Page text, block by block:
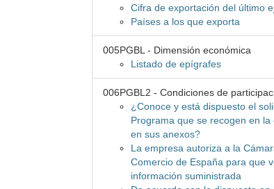
Cifra de exportación del último
Países a los que exporta
005PGBL - Dimensión económica
Listado de epígrafes
006PGBL2 - Condiciones de
¿Conoce y está dispuesto el
Programa que se recogen en
en sus anexos?
La empresa autoriza a la
Comercio de España para que
información suministrada